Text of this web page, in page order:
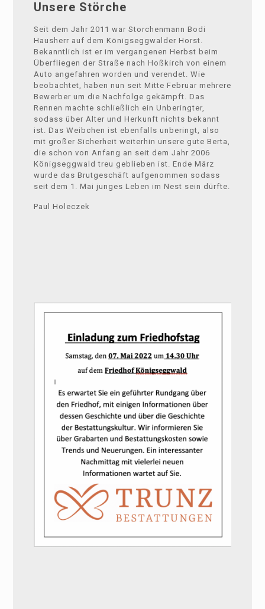
Unsere Störche
Seit dem Jahr 2011 war Storchenmann Bodi
Hausherr auf dem Königseggwalder Horst.
Bekanntlich ist er im vergangenen Herbst beim
Überfliegen der Straße nach Hoßkirch von einem
Auto angefahren worden und verendet. Wie
beobachtet, haben nun seit Mitte Februar mehrere
Bewerber um die Nachfolge gekämpft. Das
Rennen machte schließlich ein Unberingter,
sodass über Alter und Herkunft nichts bekannt
ist. Das Weibchen ist ebenfalls unberingt, also
mit großer Sicherheit weiterhin unsere gute Berta,
die schon von Anfang an seit dem Jahr 2006
Königseggwald treu geblieben ist. Ende März
wurde das Brutgeschäft aufgenommen sodass
seit dem 1. Mai junges Leben im Nest sein dürfte.
Paul Holeczek